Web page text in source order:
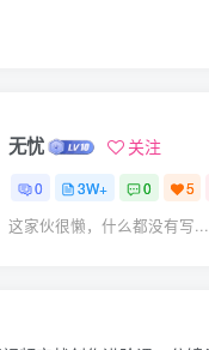
无忧 关注
0 3W+ 0 5
这家伙很懒，什么都没有写...